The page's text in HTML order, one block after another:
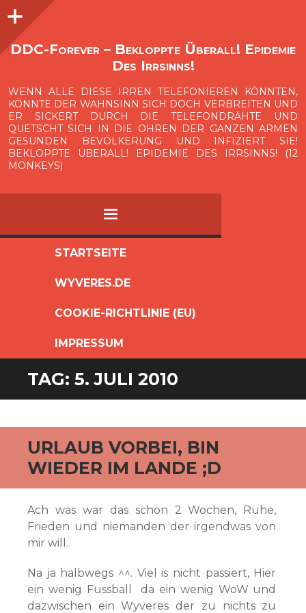
O
p
e
n
i
d
e
b
a
DDC-Forever – Bekloppte Überall! Epidemie
Des Irrsinns!
WENN ALLE DIESE IRREN TELEFONIEREN KÖNNTEN,
KÖNNTE DER WAHNSINN SICH DOCH VERBREITEN UND
ER SICKERT DURCH DIE TELEFONDRÄHTE UND
QUETSCHT SICH IN DIE OHREN DER GANZEN ARMEN
GESUNDEN BEVÖLKERUNG UND INFIZIERT SIE!
BEKLOPPTE ÜBERALL! EPIDEMIE DES IRRSINNS! (12
MONKEYS)
MENÜ
SPRINGEN
STARTSEITE
WYVERES.DE
COOKIE-RICHTLINIE (EU)
IMPRESSUM
Seitenleiste
TAG: 5. JULI 2010
URLAUB VORBEI, BIN
WIEDER IM LANDE ;D
Ach was war das schön 2 Wochen, Ruhe,
Frieden und niemanden der irgendwas von
mir will.
Na ja halbwegs ^^. Viel is nicht passiert, Hier
ein wenig Fussball da ein wenig WoW und
dazwischen ein Wyveres der zu nichts zu